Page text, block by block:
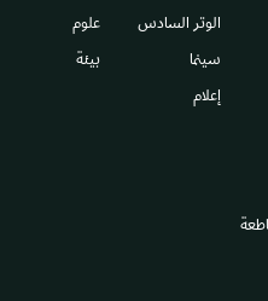
الوتر السادس​
سينما
إعلام
علوم
بيئة